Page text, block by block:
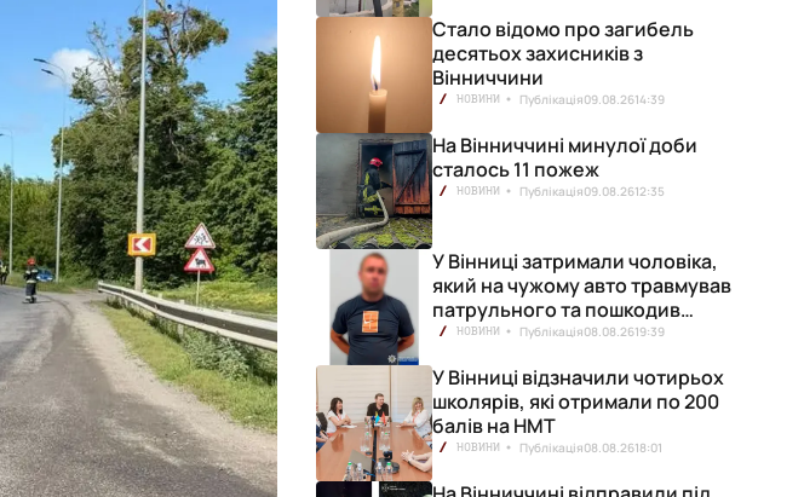
Стало відомо про загибель
десятьох захисників з
Вінниччини
НОВИНИ Публікація09.08.2614:39
На Вінниччині минулої доби
сталось 11 пожеж
НОВИНИ Публікація09.08.2612:35
У Вінниці затримали чоловіка,
який на чужому авто травмував
патрульного та пошкодив
кілька машин
НОВИНИ Публікація08.08.2619:39
У Вінниці відзначили чотирьох
школярів, які отримали по 200
балів на НМТ
НОВИНИ Публікація08.08.2618:01